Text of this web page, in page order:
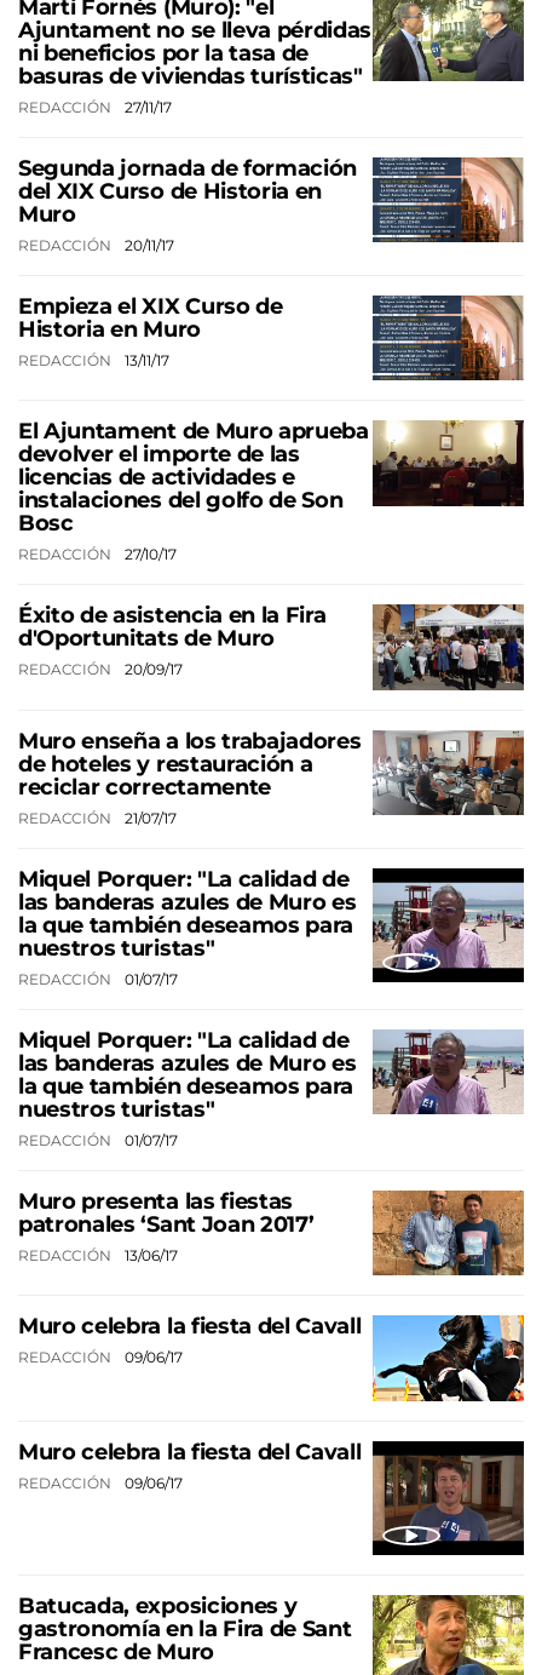
Martí Fornés (Muro): "el
Ajuntament no se lleva pérdidas
ni beneficios por la tasa de
basuras de viviendas turísticas"
REDACCIÓN 27/11/17
Segunda jornada de formación
del XIX Curso de Historia en
Muro
REDACCIÓN 20/11/17
Empieza el XIX Curso de
Historia en Muro
REDACCIÓN 13/11/17
El Ajuntament de Muro aprueba
devolver el importe de las
licencias de actividades e
instalaciones del golfo de Son
Bosc
REDACCIÓN 27/10/17
Éxito de asistencia en la Fira
d'Oportunitats de Muro
REDACCIÓN 20/09/17
Muro enseña a los trabajadores
de hoteles y restauración a
reciclar correctamente
REDACCIÓN 21/07/17
Miquel Porquer: "La calidad de
las banderas azules de Muro es
la que también deseamos para
nuestros turistas"
REDACCIÓN 01/07/17
Miquel Porquer: "La calidad de
las banderas azules de Muro es
la que también deseamos para
nuestros turistas"
REDACCIÓN 01/07/17
Muro presenta las fiestas
patronales ‘Sant Joan 2017’
REDACCIÓN 13/06/17
Muro celebra la fiesta del Cavall
REDACCIÓN 09/06/17
Muro celebra la fiesta del Cavall
REDACCIÓN 09/06/17
Batucada, exposiciones y
gastronomía en la Fira de Sant
Francesc de Muro